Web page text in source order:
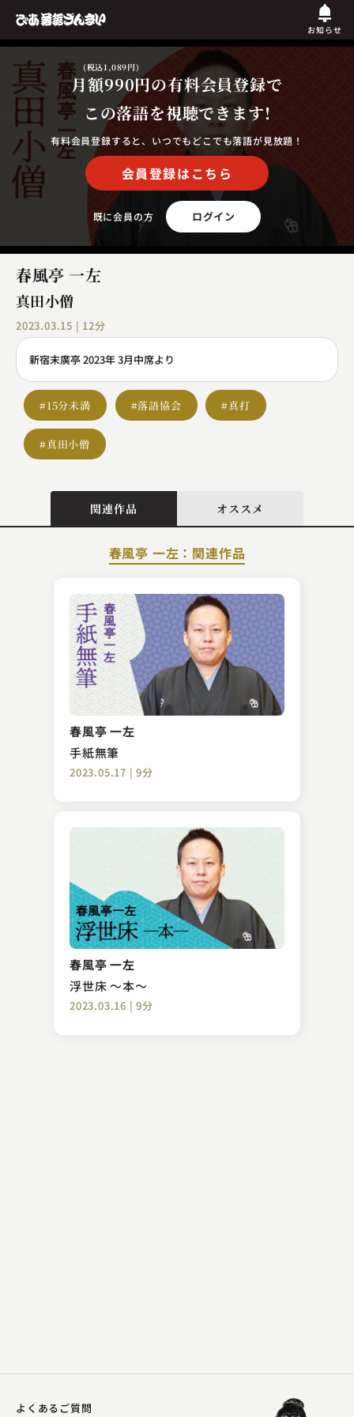
お知らせ
月額990円
(税込1,089円)
の有料会員登録で
この落語を視聴できます!
有料会員登録すると、いつでもどこでも落語が見放題！
会員登録はこちら
既に会員の方 ログイン
春風亭 一左
真田小僧
2023.03.15 | 12分
新宿末廣亭 2023年 3月中席より
#15分未満 #落語協会 #真打
#真田小僧
関連作品 オススメ
春風亭 一左：関連作品
春風亭 一左
手紙無筆
2023.05.17 | 9分
春風亭 一左
浮世床 ～本～
2023.03.16 | 9分
春風亭 正朝
悋気の独楽
2023.04.22 | 14分
桂 文雀
色事根問
2023.12.08 | 12分
よくあるご質問